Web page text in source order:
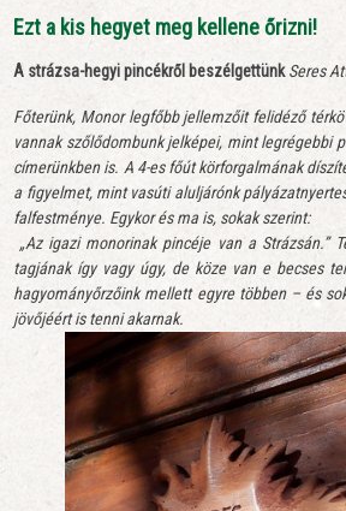
Ezt a kis hegyet meg kellene őrizni!
A strázsa-hegyi pincékről beszélgettünkSeres
Főterünk, Monor legfőbb jellemzőit felidéző
vannak szőlődombunk jelképei, mint legrégebbi
címerünkben is. A 4-es főút körforgalmának
a figyelmet, mint vasúti aluljárónk
falfestménye. Egykor és ma is, sokak szerint:
„Az igazi monorinak pincéje van a Strázsán.”
tagjának így vagy úgy, de köze van e becses
hagyományőrzőink mellett egyre többen – és
jövőjéért is tenni akarnak.